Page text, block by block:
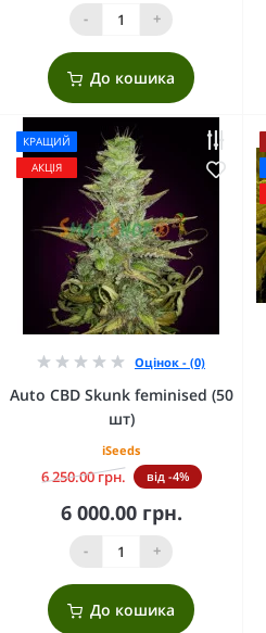
- +
До кошика
КРАЩИЙ
АКЦІЯ
Оцінок - (0)
Auto CBD Skunk feminised (50
шт)
iSeeds
6 250.00 грн. від -4%
6 000.00 грн.
- +
До кошика